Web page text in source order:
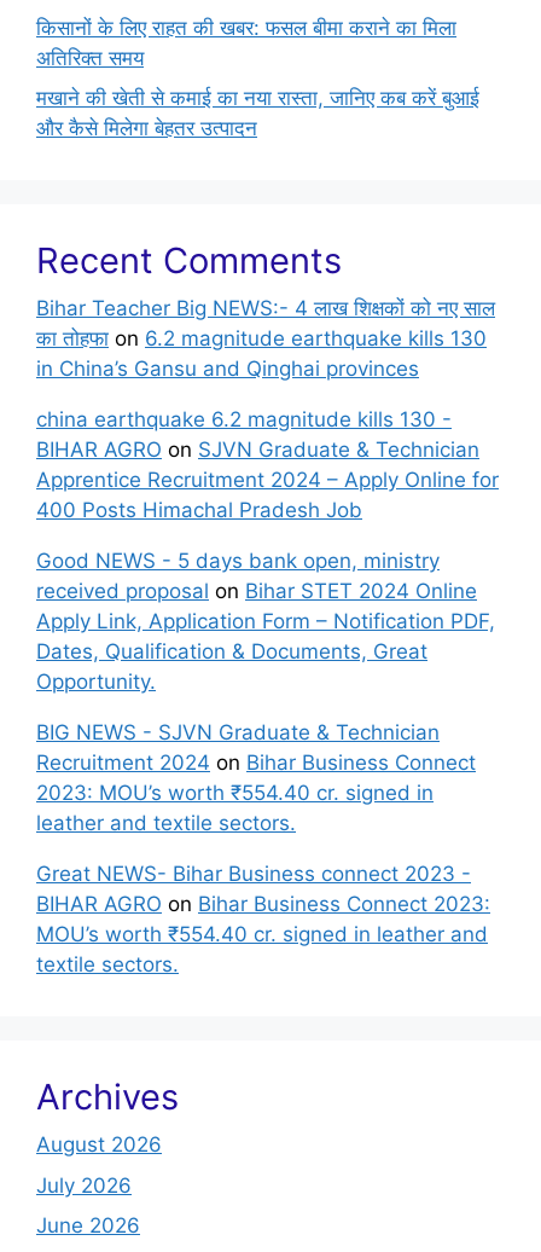
किसानों के लिए राहत की खबर: फसल बीमा कराने का मिला
अतिरिक्त समय
मखाने की खेती से कमाई का नया रास्ता, जानिए कब करें बुआई
और कैसे मिलेगा बेहतर उत्पादन
Recent Comments
Bihar Teacher Big NEWS:- 4 लाख शिक्षकों को नए साल
का तोहफा on 6.2 magnitude earthquake kills 130
in China’s Gansu and Qinghai provinces
china earthquake 6.2 magnitude kills 130 -
BIHAR AGRO on SJVN Graduate & Technician
Apprentice Recruitment 2024 – Apply Online for
400 Posts Himachal Pradesh Job
Good NEWS - 5 days bank open, ministry
received proposal on Bihar STET 2024 Online
Apply Link, Application Form – Notification PDF,
Dates, Qualification & Documents, Great
Opportunity.
BIG NEWS - SJVN Graduate & Technician
Recruitment 2024 on Bihar Business Connect
2023: MOU’s worth ₹554.40 cr. signed in
leather and textile sectors.
Great NEWS- Bihar Business connect 2023 -
BIHAR AGRO on Bihar Business Connect 2023:
MOU’s worth ₹554.40 cr. signed in leather and
textile sectors.
Archives
August 2026
July 2026
June 2026